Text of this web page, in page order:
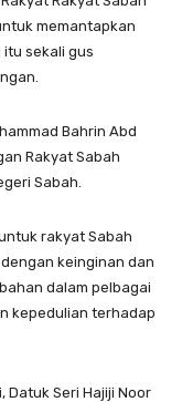
memantapkan
sekali gus
Bahrin Abd
Rakyat Sabah
Sabah.
rakyat Sabah
keinginan dan
dalam pelbagai
kepedulian terhadap
Datuk Seri Hajiji Noor